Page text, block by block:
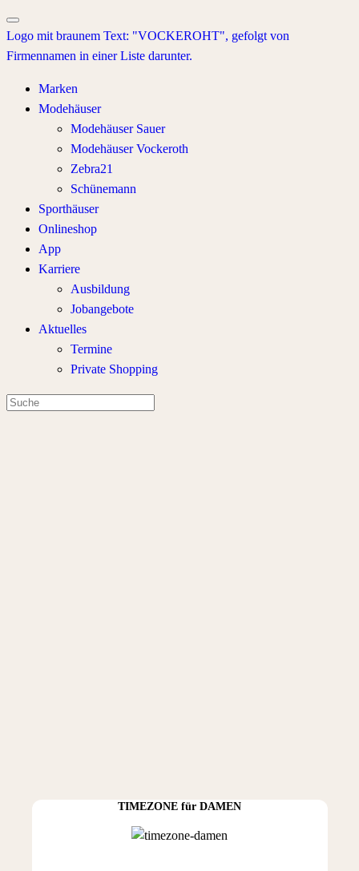
Marken
Modehäuser
Modehäuser Sauer
Modehäuser Vockeroth
Zebra21
Schünemann
Sporthäuser
Onlineshop
App
Karriere
Ausbildung
Jobangebote
Aktuelles
Termine
Private Shopping
TIMEZONE für DAMEN